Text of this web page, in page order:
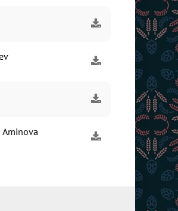
Aminova